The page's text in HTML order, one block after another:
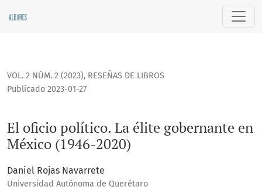
El oficio político. La élite gobernante en México (1946-2020)
VOL. 2 NÚM. 2 (2023), RESEÑAS DE LIBROS
El oficio político. La élite gobernante en
México (1946-2020)
Publicado 2023-01-27
Daniel Rojas Navarrete
Universidad Autónoma de Querétaro